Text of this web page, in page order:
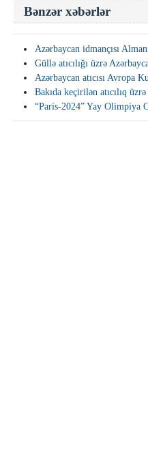
Bənzər xəbərlər
Azərbaycan idmançısı
Güllə atıcılığı üzrə
Azərbaycan atıcısı Avropa
Bakıda keçirilən atıcılıq
“Paris-2024” Yay Olimpiya